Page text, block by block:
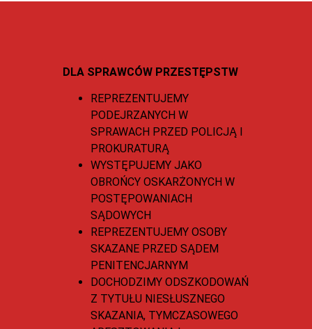
DLA SPRAWCÓW PRZESTĘPSTW
REPREZENTUJEMY
PODEJRZANYCH W
SPRAWACH PRZED POLICJĄ I
PROKURATURĄ
WYSTĘPUJEMY JAKO
OBROŃCY OSKARŻONYCH W
POSTĘPOWANIACH
SĄDOWYCH
REPREZENTUJEMY OSOBY
SKAZANE PRZED SĄDEM
PENITENCJARNYM
DOCHODZIMY ODSZKODOWAŃ
Z TYTUŁU NIESŁUSZNEGO
SKAZANIA, TYMCZASOWEGO